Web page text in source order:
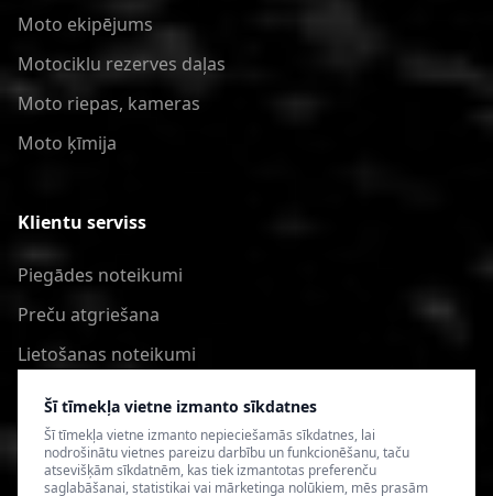
Šī tīmekļa vietne izmanto sīkdatnes
Šī tīmekļa vietne izmanto nepieciešamās sīkdatnes, lai
nodrošinātu vietnes pareizu darbību un funkcionēšanu, taču
atsevišķām sīkdatnēm, kas tiek izmantotas preferenču
saglabāšanai, statistikai vai mārketinga nolūkiem, mēs prasām
Moto ekipējums
Motociklu rezerves daļas
Moto riepas, kameras
Moto ķīmija
Klientu serviss
Piegādes noteikumi
Preču atgriešana
Lietošanas noteikumi
Privātuma politika